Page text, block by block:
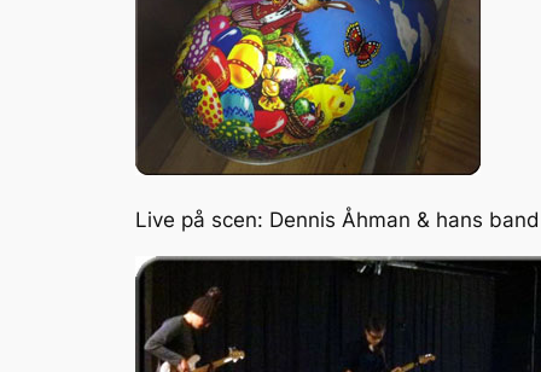
Live på scen: Dennis Åhman & hans